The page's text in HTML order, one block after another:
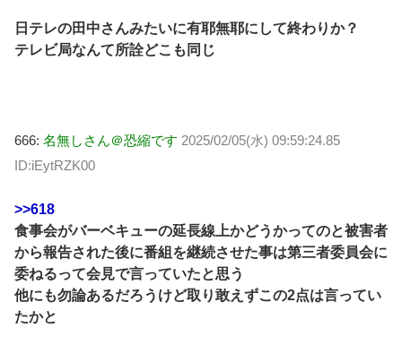
日テレの田中さんみたいに有耶無耶にして終わりか？
テレビ局なんて所詮どこも同じ
666: 名無しさん＠恐縮です 2025/02/05(水) 09:59:24.85
ID:iEytRZK00
>>618
食事会がバーベキューの延長線上かどうかってのと被害者
から報告された後に番組を継続させた事は第三者委員会に
委ねるって会見で言っていたと思う
他にも勿論あるだろうけど取り敢えずこの2点は言ってい
たかと